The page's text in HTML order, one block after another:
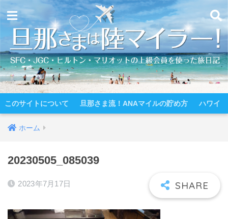
このサイトについて 旦那さま流！ANAマイルの貯め方 ハワイ
ホーム
20230505_085039
2023年7月17日